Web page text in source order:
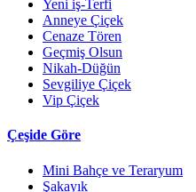
Yeni iş-Terfi
Anneye Çiçek
Cenaze Tören
Geçmiş Olsun
Nikah-Düğün
Sevgiliye Çiçek
Vip Çiçek
Çeşide Göre
Mini Bahçe ve Teraryum
Şakayık